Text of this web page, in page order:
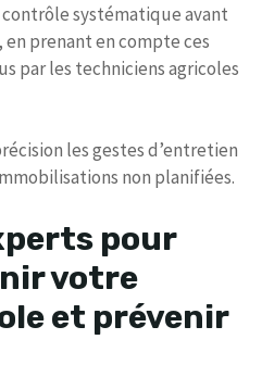
systématique avant
prenant en compte ces
par les techniciens agricoles
les gestes d’entretien
non planifiées.
pour
votre
et prévenir